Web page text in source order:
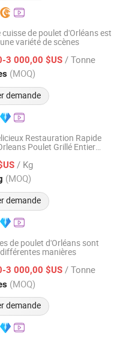
cuisse de poulet d'Orléans est
variété de scènes
3 000,00 $US / Tonne
(MOQ)
demande
Co, Ltd.
2025
Restauration Rapide
Poulet Grillé Entier
/ Kg
(MOQ)
demande
CO.,LTD
2024
de poulet d'Orléans sont
manières
3 000,00 $US / Tonne
(MOQ)
demande
Co, Ltd.
2025